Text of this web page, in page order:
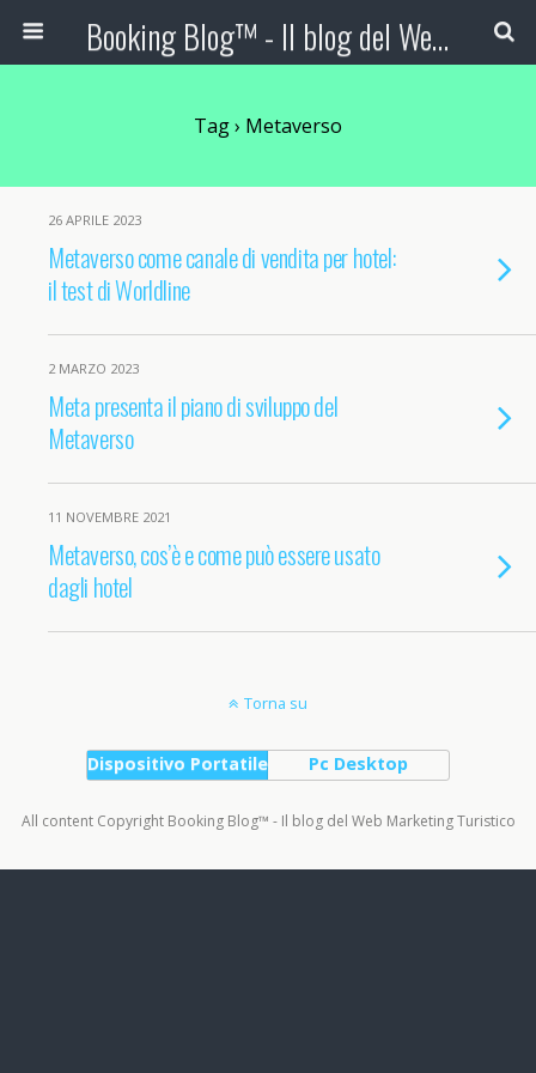
Booking Blog™ - Il blog del Web Marketing Turistico
Tag › Metaverso
26 APRILE 2023
Metaverso come canale di vendita per hotel:
il test di Worldline
2 MARZO 2023
Meta presenta il piano di sviluppo del
Metaverso
11 NOVEMBRE 2021
Metaverso, cos’è e come può essere usato
dagli hotel
Torna su
Dispositivo Portatile Pc Desktop
All content Copyright Booking Blog™ - Il blog del Web Marketing Turistico